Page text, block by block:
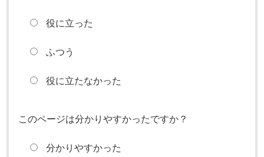
役に立った
ふつう
役に立たなかった
このページは分かりやすかったですか？
分かりやすかった